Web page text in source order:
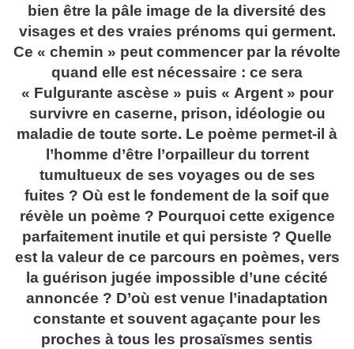
bien être la pâle image de la diversité des
visages et des vraies prénoms qui germent.
Ce « chemin » peut commencer par la révolte
quand elle est nécessaire : ce sera
« Fulgurante ascèse » puis « Argent » pour
survivre en caserne, prison, idéologie ou
maladie de toute sorte. Le poème permet-il à
l’homme d’être l’orpailleur du torrent
tumultueux de ses voyages ou de ses
fuites ? Où est le fondement de la soif que
révèle un poème ? Pourquoi cette exigence
parfaitement inutile et qui persiste ? Quelle
est la valeur de ce parcours en poèmes, vers
la guérison jugée impossible d’une cécité
annoncée ? D’où est venue l’inadaptation
constante et souvent agaçante pour les
proches à tous les prosaïsmes sentis